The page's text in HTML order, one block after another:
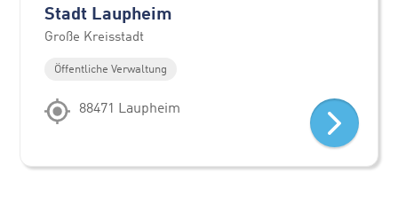
Stadt Laupheim
Große Kreisstadt
Öffentliche Verwaltung
88471 Laupheim